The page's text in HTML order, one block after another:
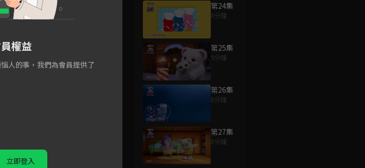
第24集
8分鐘
第25集
9分鐘
第26集
8分鐘
第27集
8分鐘
權益
人的事，我們為會員提供了
立即登入